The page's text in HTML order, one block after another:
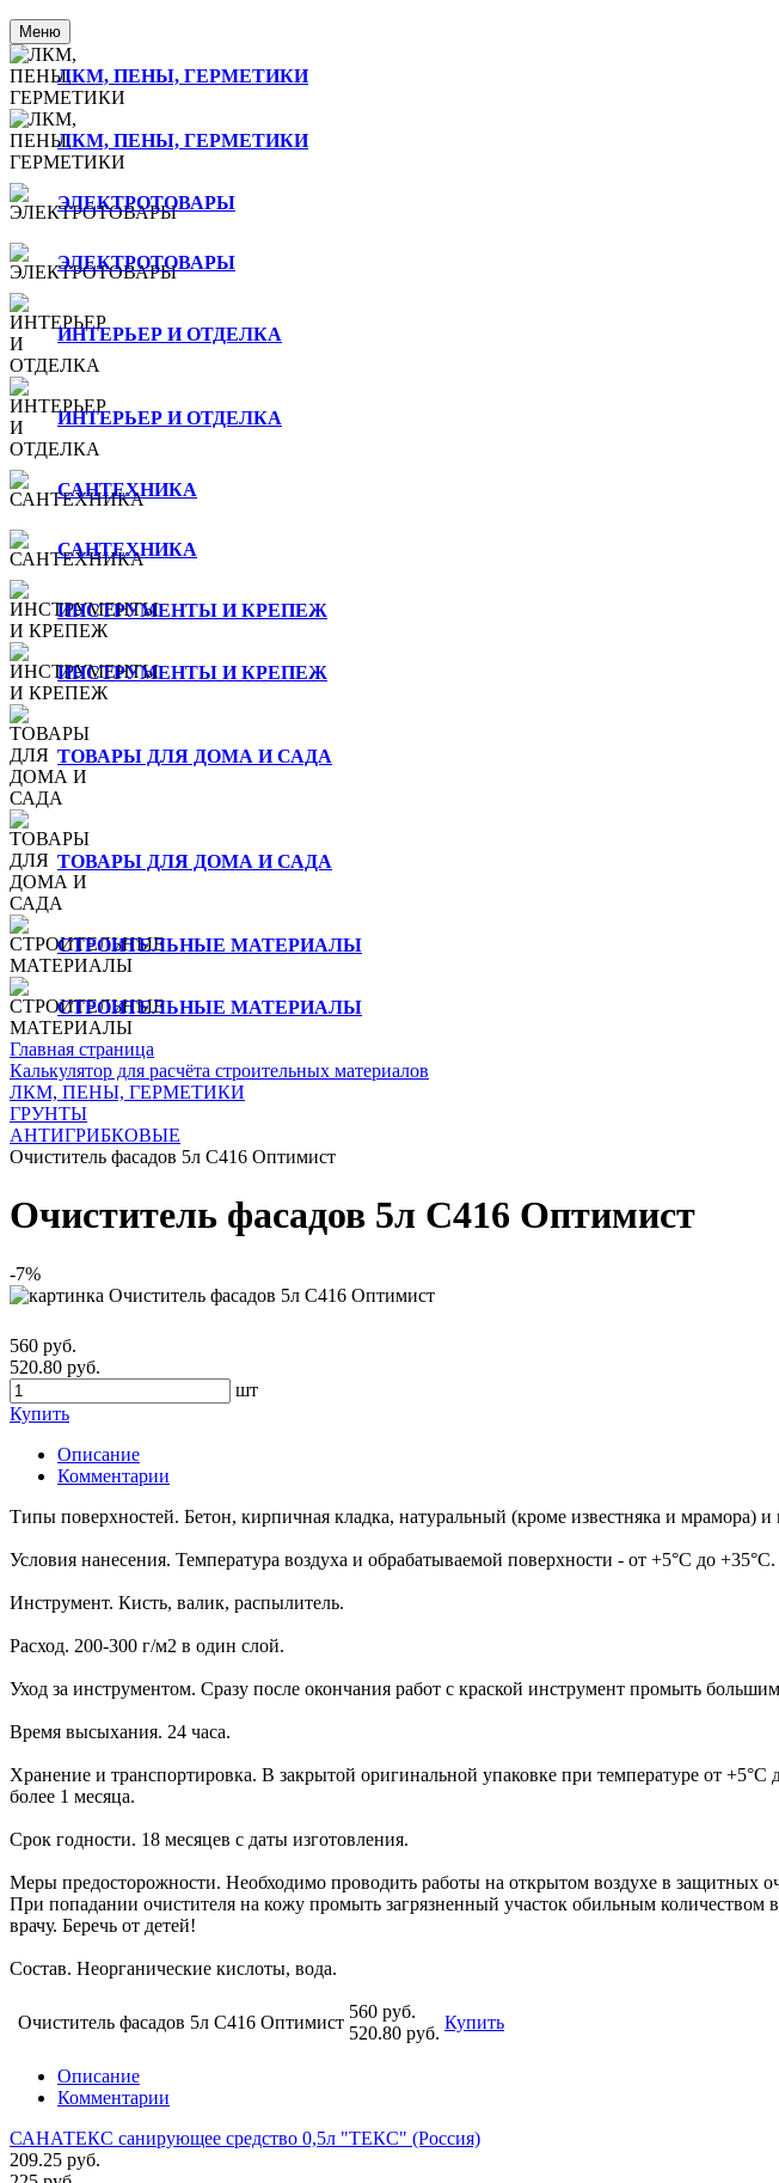
Меню
ЛКМ, ПЕНЫ, ГЕРМЕТИКИ
ЛКМ, ПЕНЫ, ГЕРМЕТИКИ
ЭЛЕКТРОТОВАРЫ
ЭЛЕКТРОТОВАРЫ
ИНТЕРЬЕР И ОТДЕЛКА
ИНТЕРЬЕР И ОТДЕЛКА
САНТЕХНИКА
САНТЕХНИКА
ИНСТРУМЕНТЫ И КРЕПЕЖ
ИНСТРУМЕНТЫ И КРЕПЕЖ
ТОВАРЫ ДЛЯ ДОМА И САДА
ТОВАРЫ ДЛЯ ДОМА И САДА
СТРОИТЕЛЬНЫЕ МАТЕРИАЛЫ
СТРОИТЕЛЬНЫЕ МАТЕРИАЛЫ
Главная страница
Калькулятор для расчёта строительных материалов
ЛКМ, ПЕНЫ, ГЕРМЕТИКИ
ГРУНТЫ
АНТИГРИБКОВЫЕ
Очиститель фасадов 5л С416 Оптимист
Очиститель фасадов 5л С416 Оптимист
-7%
560 руб.
520.80 руб.
шт
Купить
Описание
Комментарии
Типы поверхностей. Бетон, кирпичная кладка, натуральный (кроме известняка и мрамора)
Условия нанесения. Температура воздуха и обрабатываемой поверхности - от +5°С до
Инструмент. Кисть, валик, распылитель.
Расход. 200-300 г/м2 в один слой.
Уход за инструментом. Сразу после окончания работ с краской инструмент промыть
Время высыхания. 24 часа.
Хранение и транспортировка. В закрытой оригинальной упаковке при температуре от
более 1 месяца.
Срок годности. 18 месяцев с даты изготовления.
Меры предосторожности. Необходимо проводить работы на открытом воздухе в защитных
При попадании очистителя на кожу промыть загрязненный участок обильным
врачу. Беречь от детей!
Состав. Неорганические кислоты, вода.
Очиститель фасадов 5л С416 Оптимист
560 руб.
520.80 руб.
Купить
Описание
Комментарии
САНАТЕКС санирующее средство 0,5л "ТЕКС" (Россия)
209.25 руб.